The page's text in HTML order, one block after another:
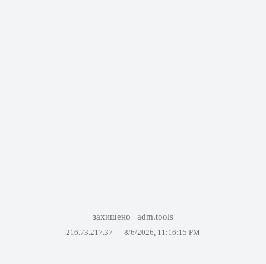
захищено adm.tools
216.73.217.37 — 8/6/2026, 11:16:15 PM